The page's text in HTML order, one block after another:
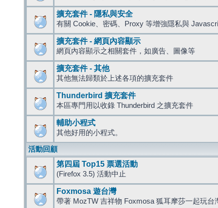
擴充套件 - 隱私與安全
有關 Cookie、密碼、Proxy 等增強隱私與
擴充套件 - 網頁內容顯示
網頁內容顯示之相關套件，如廣告、圖像等
擴充套件 - 其他
其他無法歸類於上述各項的擴充套件
Thunderbird 擴充套件
本區專門用以收錄 Thunderbird 之擴充套件
輔助小程式
其他好用的小程式。
活動回顧
第四屆 Top15 票選活動
(Firefox 3.5) 活動中止
Foxmosa 遊台灣
帶著 MozTW 吉祥物 Foxmosa 狐耳摩莎一起玩台